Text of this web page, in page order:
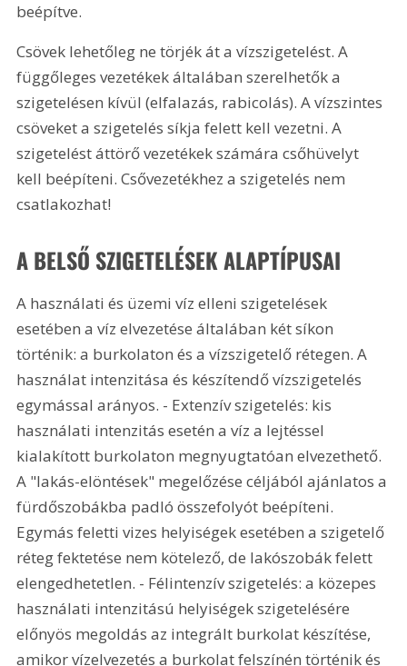
beépítve.
Csövek lehetőleg ne törjék át a vízszigetelést. A
függőleges vezetékek általában szerelhetők a
szigetelésen kívül (elfalazás, rabicolás). A vízszintes
csöveket a szigetelés síkja felett kell vezetni. A
szigetelést áttörő vezetékek számára csőhüvelyt
kell beépíteni. Csővezetékhez a szigetelés nem
csatlakozhat!
A BELSŐ SZIGETELÉSEK ALAPTÍPUSAI
A használati és üzemi víz elleni szigetelések
esetében a víz elvezetése általában két síkon
történik: a burkolaton és a vízszigetelő rétegen. A
használat intenzitása és készítendő vízszigetelés
egymással arányos. - Extenzív szigetelés: kis
használati intenzitás esetén a víz a lejtéssel
kialakított burkolaton megnyugtatóan elvezethető.
A "lakás-elöntések" megelőzése céljából ajánlatos a
fürdőszobákba padló összefolyót beépíteni.
Egymás feletti vizes helyiségek esetében a szigetelő
réteg fektetése nem kötelező, de lakószobák felett
elengedhetetlen. - Félintenzív szigetelés: a közepes
használati intenzitású helyiségek szigetelésére
előnyös megoldás az integrált burkolat készítése,
amikor vízelvezetés a burkolat felszínén történik és